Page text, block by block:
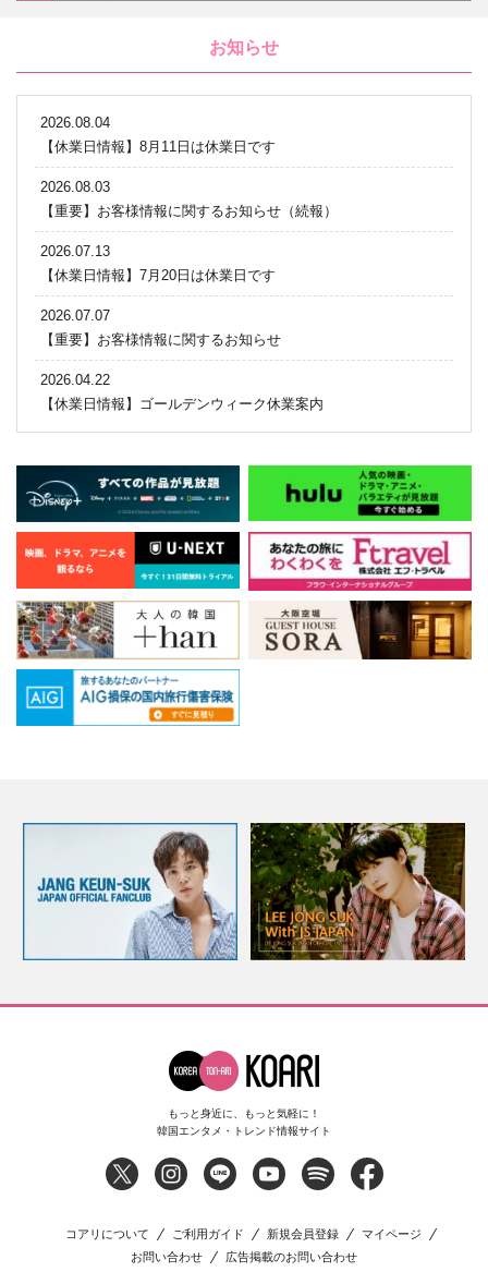
お知らせ
2026.08.04
【休業日情報】8月11日は休業日です
2026.08.03
【重要】お客様情報に関するお知らせ（続報）
2026.07.13
【休業日情報】7月20日は休業日です
2026.07.07
【重要】お客様情報に関するお知らせ
2026.04.22
【休業日情報】ゴールデンウィーク休業案内
もっと身近に、もっと気軽に！
韓国エンタメ・トレンド情報サイト
コアリについて ご利用ガイド 新規会員登録
マイページ
お問い合わせ
広告掲載のお問い合わせ